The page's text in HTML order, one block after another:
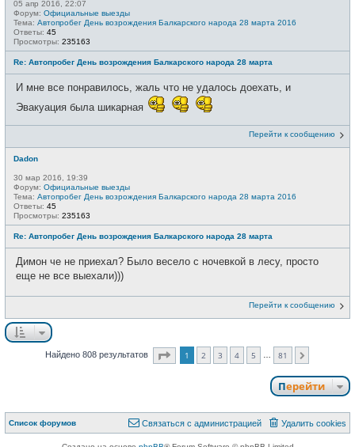
05 апр 2016, 22:07
Форум: Официальные выезды
Тема: Автопробег День возрождения Балкарского народа 28 марта 2016
Ответы: 45
Просмотры: 235163
Re: Автопробег День возрождения Балкарского народа 28 марта
И мне все понравилось, жаль что не удалось доехать, и
Эвакуация была шикарная
Перейти к сообщению
Dadon
30 мар 2016, 19:39
Форум: Официальные выезды
Тема: Автопробег День возрождения Балкарского народа 28 марта 2016
Ответы: 45
Просмотры: 235163
Re: Автопробег День возрождения Балкарского народа 28 марта
Димон че не приехал? Было весело с ночевкой в лесу, просто
еще не все выехали)))
Перейти к сообщению
Найдено 808 результатов Страница из
1 2 3 4 5 … 81
Перейти
Список форумов Удалить cookies
Связаться с
администрацией
Связаться с администрацией